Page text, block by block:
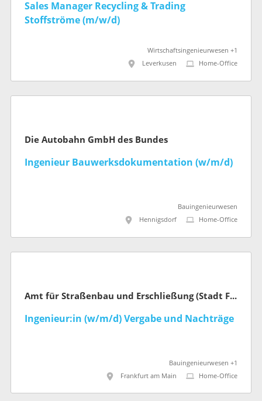
Sales Manager Recycling & Trading
Stoffströme (m/w/d)
Wirtschaftsingenieurwesen +1
Leverkusen
Home-Office
Die Autobahn GmbH des Bundes
Ingenieur Bauwerksdokumentation (w/m/d)
Bauingenieurwesen
Hennigsdorf
Home-Office
Amt für Straßenbau und Erschließung (Stadt Frankfurt am Main)
Ingenieur:in (w/m/d) Vergabe und Nachträge
Bauingenieurwesen +1
Frankfurt am Main
Home-Office